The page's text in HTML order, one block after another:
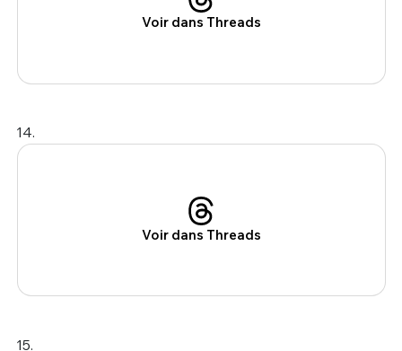
Voir dans Threads
14.
Voir dans Threads
15.